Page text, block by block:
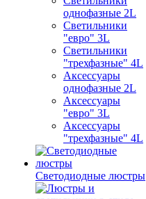
однофазные 2L
Светильники
"евро" 3L
Светильники
"трехфазные" 4L
Аксессуары
однофазные 2L
Аксессуары
"евро" 3L
Аксессуары
"трехфазные" 4L
Светодиодные люстры